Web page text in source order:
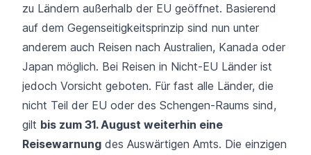
zu Ländern außerhalb der EU geöffnet. Basierend
auf dem Gegenseitigkeitsprinzip sind nun unter
anderem auch Reisen nach Australien, Kanada oder
Japan möglich. Bei Reisen in Nicht-EU Länder ist
jedoch Vorsicht geboten. Für fast alle Länder, die
nicht Teil der EU oder des Schengen-Raums sind,
gilt bis zum 31. August weiterhin eine
Reisewarnung des Auswärtigen Amts. Die einzigen